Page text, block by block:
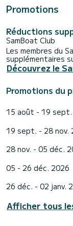
Promotions
Réductions
SamBoat Club
Les membres du
supplémentaires
Découvrez le
Promotions du
15 août - 19
19 sept. - 28 nov.
28 nov. - 05 déc.
05 - 26 déc. 2026
26 déc. - 02 janv.
Afficher tous